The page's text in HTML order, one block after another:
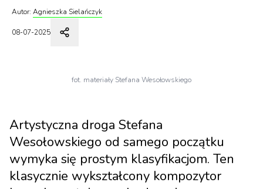
Autor: Agnieszka Sielańczyk
08-07-2025
fot. materiały Stefana Wesołowskiego
Artystyczna droga Stefana
Wesołowskiego od samego początku
wymyka się prostym klasyfikacjom. Ten
klasycznie wykształcony kompozytor